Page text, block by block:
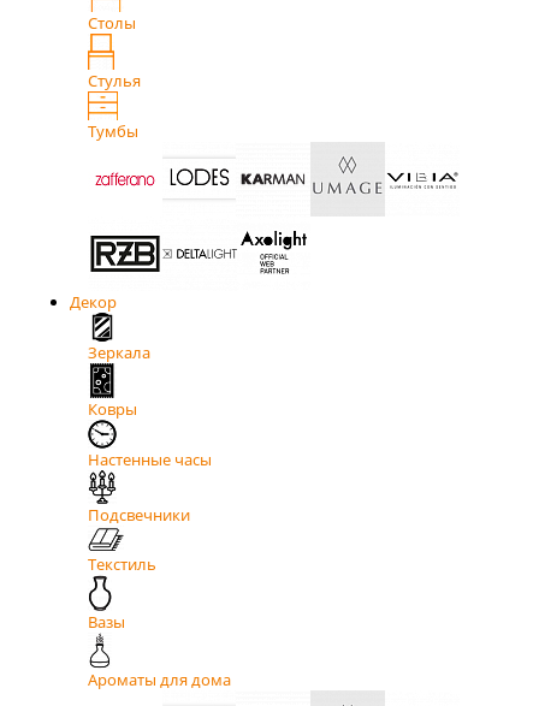
Столы
Стулья
Тумбы
Декор
Зеркала
Ковры
Настенные часы
Подсвечники
Текстиль
Вазы
Ароматы для дома